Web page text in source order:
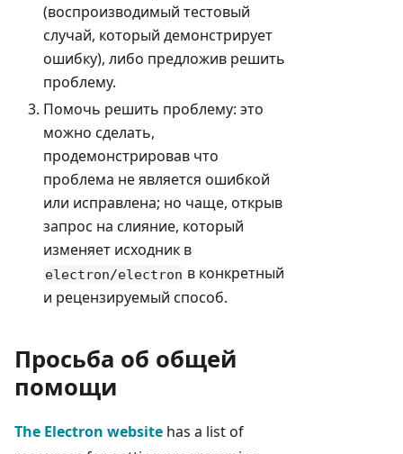
(воспроизводимый тестовый
случай, который демонстрирует
ошибку), либо предложив решить
проблему.
Помочь решить проблему: это
можно сделать,
продемонстрировав что
проблема не является ошибкой
или исправлена; но чаще, открыв
запрос на слияние, который
изменяет исходник в
electron/electron в конкретный
и рецензируемый способ.
Просьба об общей
помощи
The Electron website has a list of